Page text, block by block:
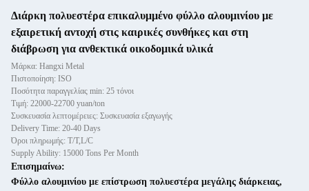
Διάρκη πολυεστέρα επικαλυμμένο φύλλο αλουμινίου με
εξαιρετική αντοχή στις καιρικές συνθήκες και στη
διάβρωση για ανθεκτικά οικοδομικά υλικά
Μάρκα: Hangxi Metal
Πιστοποίηση: ISO
Ποσότητα παραγγελίας min: 25 τόνοι
Τιμή: 22000-22700 yuan/ton
Συσκευασία λεπτομέρειες: Συσκευασία εξαγωγής
Delivery Time: 20-40 Days
Όροι πληρωμής: T/T,L/C
Supply Ability: 15000 Tons Per Month
Επισημαίνω:
Φύλλο αλουμινίου με επίστρωση πολυεστέρα μεγάλης διάρκειας,